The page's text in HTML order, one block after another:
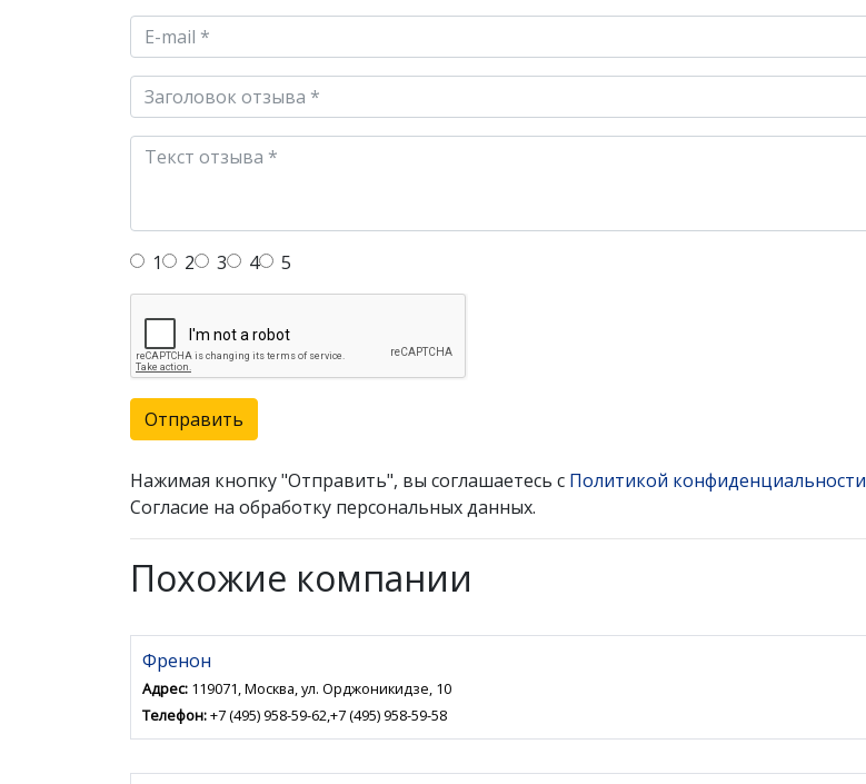
1 2 3 4 5
Отправить
Нажимая кнопку "Отправить", вы соглашаетесь с Политикой конфиденциальности
Согласие на обработку персональных данных.
Похожие компании
Френон
Адрес: 119071, Москва, ул. Орджоникидзе, 10
Телефон:+7 (495) 958-59-62,+7 (495) 958-59-58